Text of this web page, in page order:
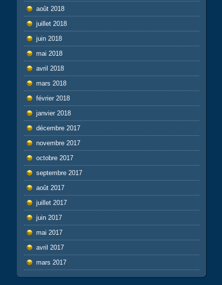
août 2018
juillet 2018
juin 2018
mai 2018
avril 2018
mars 2018
février 2018
janvier 2018
décembre 2017
novembre 2017
octobre 2017
septembre 2017
août 2017
juillet 2017
juin 2017
mai 2017
avril 2017
mars 2017